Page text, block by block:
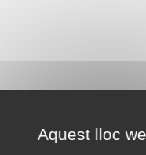
Aquest lloc